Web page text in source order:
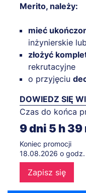
Merito, należy:
mieć
inżynierskie
złożyć
rekrutacyjne
o przyjęciu
DOWIEDZ SIĘ
Czas do końca
9dni 5 h39
Koniec promocji
18.08.2026 o
Zapisz się